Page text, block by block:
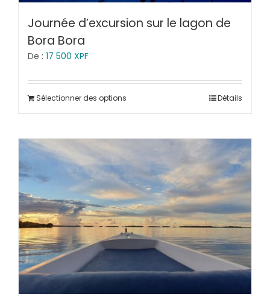
Journée d’excursion sur le lagon de
Bora Bora
De : 17 500 XPF
Sélectionner des options Détails